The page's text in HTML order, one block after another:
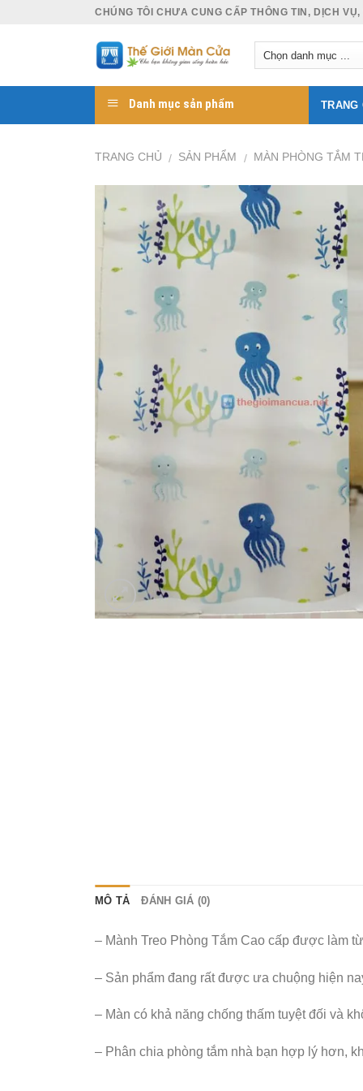
CHÚNG TÔI CHƯA CUNG CẤP THÔNG TIN, DỊCH
Danh mục sản phẩm TRANG
TRANG CHỦ / SẢN PHẨM / MÀN PHÒNG TẮM
MÔ TẢ ĐÁNH GIÁ (0)
– Mành Treo Phòng Tắm Cao cấp được làm
– Sản phẩm đang rất được ưa chuộng hiện
– Màn có khả năng chống thấm tuyệt đối và
– Phân chia phòng tắm nhà bạn hợp lý hơn,